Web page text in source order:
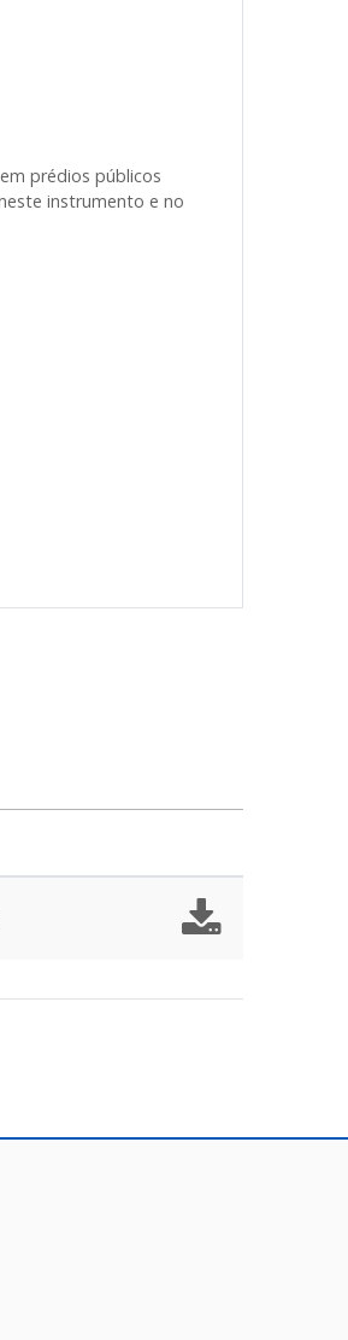
prédios públicos
instrumento e no